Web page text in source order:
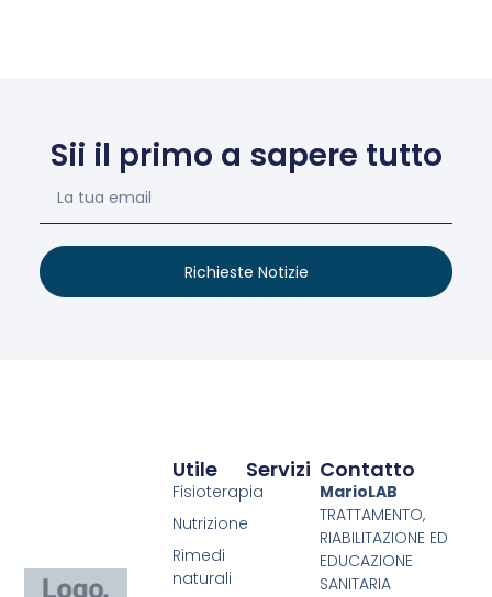
Sii il primo a sapere tutto
Richieste Notizie
Servizi
Utile
Fisioterapia
Nutrizione
Rimedi
naturali
Contatto
MarioLAB
TRATTAMENTO,
RIABILITAZIONE ED
EDUCAZIONE
SANITARIA